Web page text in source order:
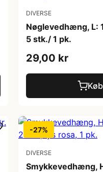
DIVERSE
Nøglevedhæng, L:
5 stk./ 1 pk.
29,00 kr
-27%
DIVERSE
Smykkevedhæng,